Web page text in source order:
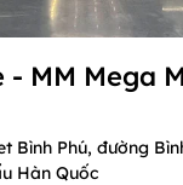
- MM Mega
Bình Phú, đường
Hàn Quốc